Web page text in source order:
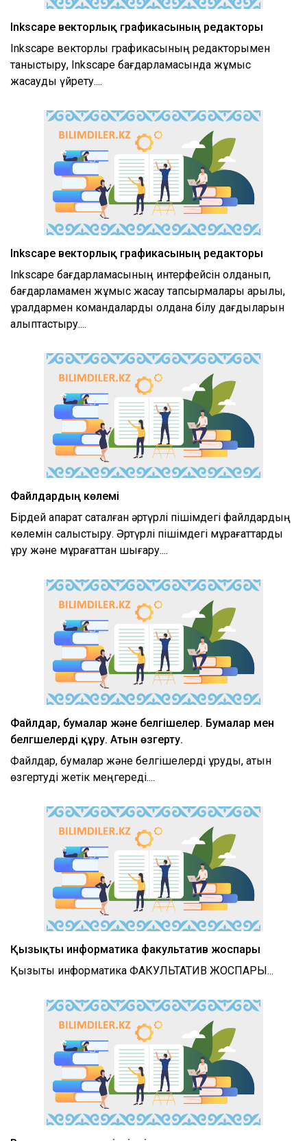
Inkscape векторлық графикасының редакторы
Inkscape векторлық графикасының редакторымен
таныстыру, Inkscape бағдарламасында жұмыс
жасауды үйрету....
Inkscape векторлық графикасының редакторы
Inkscape бағдарламасының интерфейсін қолданып,
бағдарламамен жұмыс жасау тапсырмалары арқылы,
құралдармен командаларды қолдана білу дағдыларын
қалыптастыру....
Файлдардың көлемі
Бірдей ақпарат сақталған әртүрлі пішімдегі файлдардың
көлемін салыстыру. Әртүрлі пішімдегі мұрағаттарды
құру және мұрағаттан шығару....
Файлдар, бумалар және белгішелер. Бумалар мен
белгшелерді құру. Атын өзгерту.
Файлдар, бумалар және белгішелерді құруды, атын
өзгертуді жетік меңгереді....
Қызықты информатика факультатив жоспары
Қызықты информатика ФАКУЛЬТАТИВ ЖОСПАРЫ...